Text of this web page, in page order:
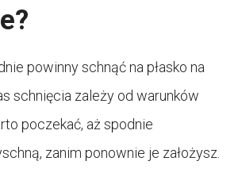
powinny schnąć na płasko na
schnięcia zależy od warunków
poczekać, aż spodnie
zanim ponownie je założysz.